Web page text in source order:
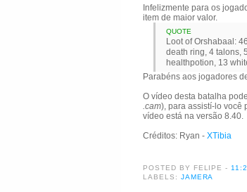
Infelizmente para os
item de maior valor.
QUOTE
Loot of Orshabaal:
death ring, 4 talons,
healthpotion, 13
Parabéns aos jogadores
O vídeo desta batalha
.cam), para assistí-lo você
vídeo está na versão 8.40.
Créditos: Ryan - XTibia
POSTED BY FELIPE-
LABELS: JAMERA